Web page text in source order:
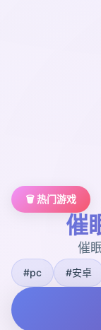
🗑️ 热门游戏
催
催
#pc #安卓